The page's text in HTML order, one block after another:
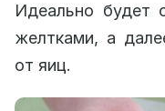
Идеально будет
желтками, а
от яиц.